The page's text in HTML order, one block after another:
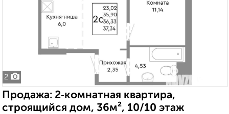
2
Продажа: 2‑комнатная квартира,
строящийся дом, 36м², 10/10 этаж